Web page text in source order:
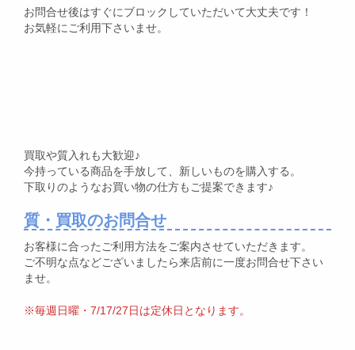
お問合せ後はすぐにブロックしていただいて大丈夫です！
お気軽にご利用下さいませ。
買取や質入れも大歓迎♪
今持っている商品を手放して、新しいものを購入する。
下取りのようなお買い物の仕方もご提案できます♪
質・買取のお問合せ
お客様に合ったご利用方法をご案内させていただきます。
ご不明な点などございましたら来店前に一度お問合せ下さい
ませ。
※毎週日曜・7/17/27日は定休日となります。